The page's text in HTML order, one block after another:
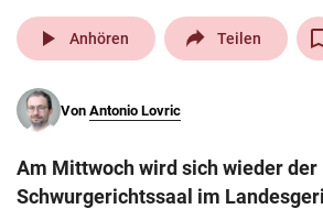
pin_drop
Wien
search
eingeben
play_arrow Anhören Teilen
Von Antonio Lovric
Am Mittwoch wird sich wieder der
Schwurgerichtssaal im